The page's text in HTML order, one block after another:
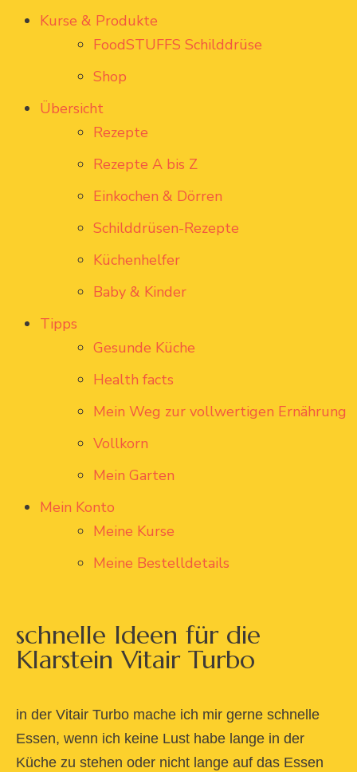
Kurse & Produkte
FoodSTUFFS Schilddrüse
Shop
Übersicht
Rezepte
Rezepte A bis Z
Einkochen & Dörren
Schilddrüsen-Rezepte
Küchenhelfer
Baby & Kinder
Tipps
Gesunde Küche
Health facts
Mein Weg zur vollwertigen Ernährung
Vollkorn
Mein Garten
Mein Konto
Meine Kurse
Meine Bestelldetails
schnelle Ideen für die
Klarstein Vitair Turbo
in der Vitair Turbo mache ich mir gerne schnelle
Essen, wenn ich keine Lust habe lange in der
Küche zu stehen oder nicht lange auf das Essen